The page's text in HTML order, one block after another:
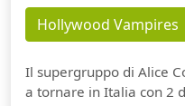
Hollywood Vampires
Il supergruppo di Alice
a tornare in Italia con 2